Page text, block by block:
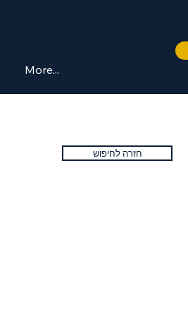
More...
חזרה לחיפוש